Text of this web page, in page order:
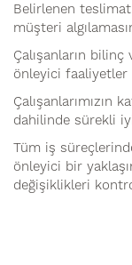
Belirlenen
müşteri
Çalışanların bilinç
önleyici faaliyetler
Çalışanlarımızın
dahilinde sürekli
Tüm iş
önleyici bir
değişiklikleri